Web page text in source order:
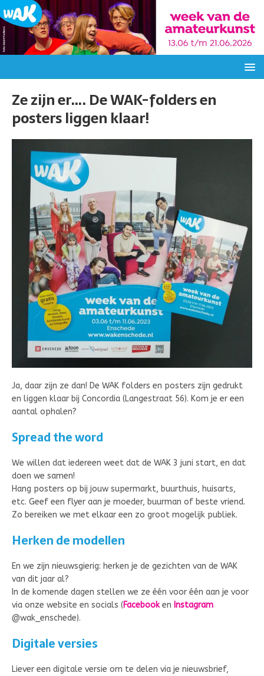
Ze zijn er…. De WAK-folders en
posters liggen klaar!
Ja, daar zijn ze dan! De WAK folders en posters zijn gedrukt
en liggen klaar bij Concordia (Langestraat 56). Kom je er een
aantal ophalen?
Spread the word
We willen dat iedereen weet dat de WAK 3 juni start, en dat
doen we samen!
Hang posters op bij jouw supermarkt, buurthuis, huisarts,
etc. Geef een flyer aan je moeder, buurman of beste vriend.
Zo bereiken we met elkaar een zo groot mogelijk publiek.
Herken de modellen
En we zijn nieuwsgierig: herken je de gezichten van de WAK
van dit jaar al?
In de komende dagen stellen we ze één voor één aan je voor
via onze website en socials (Facebook en Instagram
@wak_enschede).
Digitale versies
Liever een digitale versie om te delen via je nieuwsbrief,